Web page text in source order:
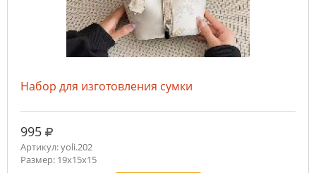
Набор для изготовления сумки
995 руб.
Артикул: yoli.202
Размер: 19х15х15